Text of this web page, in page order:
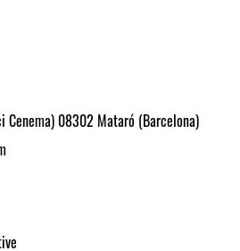
Cenema) 08302 Mataró (Barcelona)